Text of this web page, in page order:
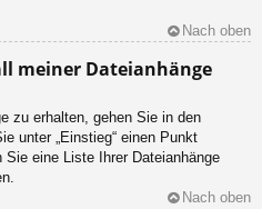
Nach oben
meiner Dateianhänge
zu erhalten, gehen Sie in den
unter „Einstieg“ einen Punkt
Sie eine Liste Ihrer Dateianhänge
Nach oben